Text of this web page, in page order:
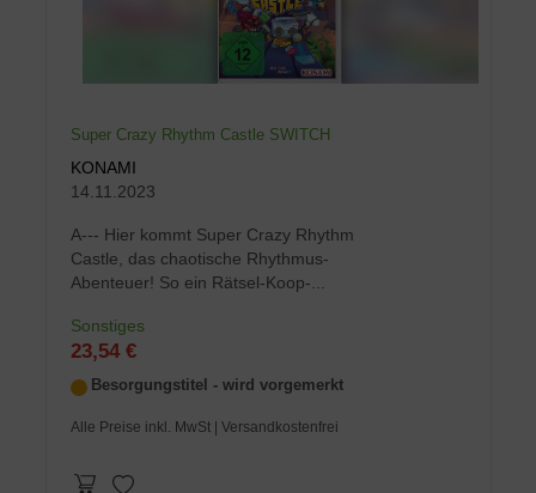
Super Crazy Rhythm Castle SWITCH
KONAMI
14.11.2023
A--- Hier kommt Super Crazy Rhythm
Castle, das chaotische Rhythmus-
Abenteuer! So ein Rätsel-Koop-...
Sonstiges
23,54 €
Besorgungstitel - wird vorgemerkt
Alle Preise inkl. MwSt | Versandkostenfrei